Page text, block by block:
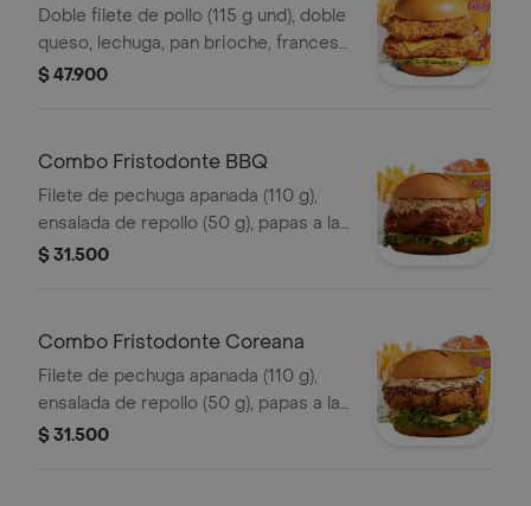
Doble filete de pollo (115 g und), doble
queso, lechuga, pan brioche, francesa
mediana (60 g) y gaseosa (325 ml)
$ 47.900
Combo Fristodonte BBQ
Filete de pechuga apanada (110 g),
ensalada de repollo (50 g), papas a la
francesa mediana (60 g) y gaseosa
$ 31.500
Combo Fristodonte Coreana
Filete de pechuga apanada (110 g),
ensalada de repollo (50 g), papas a la
francesa mediana (60 g) y gaseosa
$ 31.500